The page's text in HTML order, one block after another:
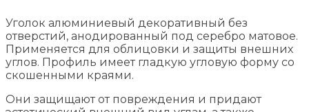
Уголок алюминиевый декоративный без
отверстий, анодированный под серебро матовое.
Применяется для облицовки и защиты внешних
углов. Профиль имеет гладкую угловую форму со
скошенными краями.
Они защищают от повреждения и придают